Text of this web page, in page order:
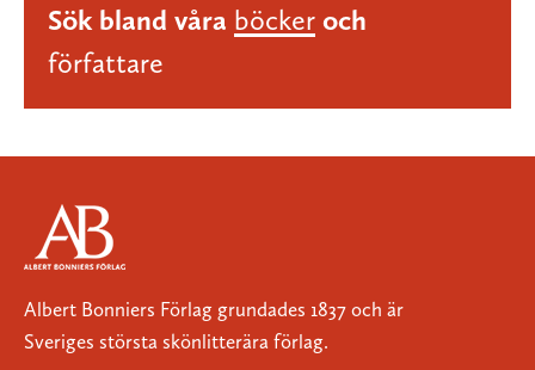
Sök bland våra böcker och
författare
Albert Bonniers Förlag grundades 1837 och är
Sveriges största skönlitterära förlag.